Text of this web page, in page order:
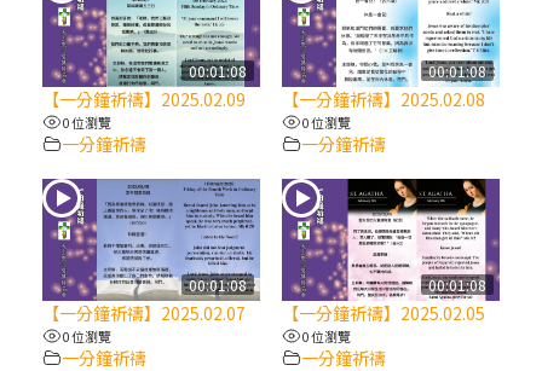
樂會】紀念聖方濟與已逝教宗方濟各（中）
2025/10/10【萬物讚頌頌歌 – 太陽與生態音
樂會】紀念聖方濟與已逝教宗方濟各（下）
2025/10/10【萬物讚頌頌歌 – 太陽與生態音
樂會】紀念聖方濟與已逝教宗方濟各（上）
(9完結)黃敏正主教帶你做【將臨期避靜】—
匝凱的「新生命」：利他與內化
00:01:08
【一分鐘祈禱】2025.02.09
0 位瀏覽
一分鐘祈禱
00:01:08
【一分鐘祈禱】2025.02.08
0 位瀏覽
一分鐘祈禱
00:01:08
【一分鐘祈禱】2025.02.07
0 位瀏覽
一分鐘祈禱
00:01:08
【一分鐘祈禱】2025.02.05
0 位瀏覽
一分鐘祈禱